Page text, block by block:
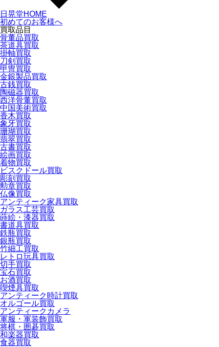
日晃堂HOME
初めてのお客様へ
買取品目
骨董品買取
茶道具買取
掛軸買取
刀剣買取
甲冑買取
金銀製品買取
古銭買取
陶磁器買取
西洋骨董買取
中国美術買取
香木買取
象牙買取
珊瑚買取
翡翠買取
古書買取
絵画買取
着物買取
ビスクドール買取
彫刻買取
勲章買取
仏像買取
アンティーク家具買取
ガラス工芸買取
蒔絵・漆器買取
書道具買取
鉄瓶買取
銀瓶買取
竹細工買取
レトロ玩具買取
切手買取
宝石買取
お酒買取
喫煙具買取
アンティーク時計買取
オルゴール買取
アンティークカメラ
軍服・軍装飾買取
将棋・囲碁買取
和楽器買取
食器買取